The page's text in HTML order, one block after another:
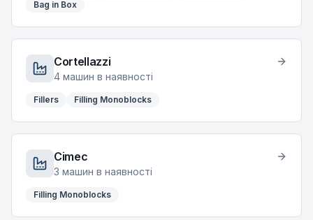
Bag in Box
Cortellazzi
4 машин в наявності
Fillers Filling Monoblocks
Cimec
3 машин в наявності
Filling Monoblocks